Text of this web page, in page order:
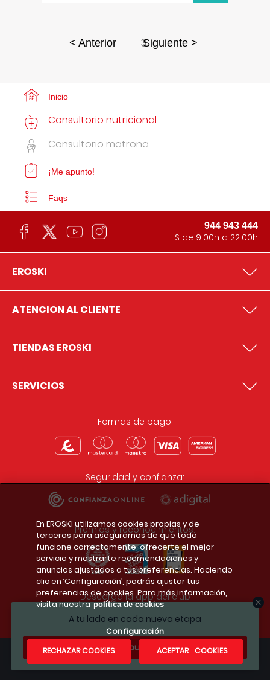
< Anterior 3Siguiente >
A tu lado en cada nueva etapa
¿Te apuntas?
Inicio
Consultorio nutricional
Consultorio matrona
¡Me apunto!
Faqs
944 943 444
L-S de 9:00h a 22:00h
EROSKI
ATENCION AL CLIENTE
TIENDAS EROSKI
SERVICIOS
Formas de pago:
Seguridad y confianza:
Premios y reconocimientos:
Descarga la app del club
Condiciones legales
En EROSKI utilizamos cookies propias y de
terceros para asegurarnos de que todo
funcione correctamente, ofrecerte el mejor
servicio y mostrarte recomendaciones y
anuncios ajustados a tus preferencias. Haciendo
clic en ‘Configuración’, podrás ajustar tus
preferencias de cookies. Para más información,
visita nuestra política de cookies
Configuración
RECHAZAR COOKIES
ACEPTAR COOKIES